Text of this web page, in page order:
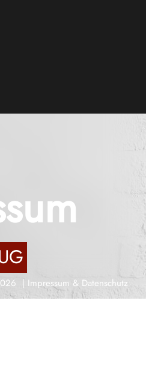
| Impressum & Datenschutz